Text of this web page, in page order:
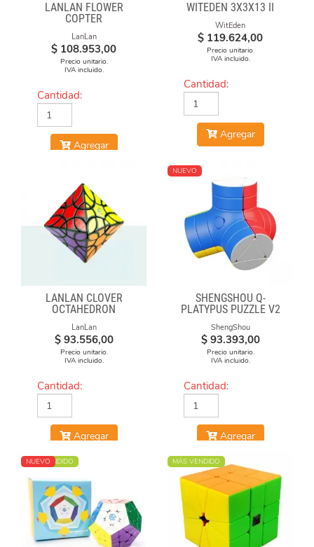
LANLAN FLOWER
COPTER
LanLan
$ 108.953,00
Precio unitario.
IVA incluido.
Cantidad:
Agregar
WITEDEN 3X3X13 II
WitEden
$ 119.624,00
Precio unitario.
IVA incluido.
Cantidad:
Agregar
LANLAN CLOVER
OCTAHEDRON
LanLan
$ 93.556,00
Precio unitario.
IVA incluido.
Cantidad:
Agregar
NUEVO
SHENGSHOU Q-
PLATYPUS PUZZLE V2
ShengShou
$ 93.393,00
Precio unitario.
IVA incluido.
Cantidad:
Agregar
MÁS VENDIDO
NUEVO MÁS VENDIDO